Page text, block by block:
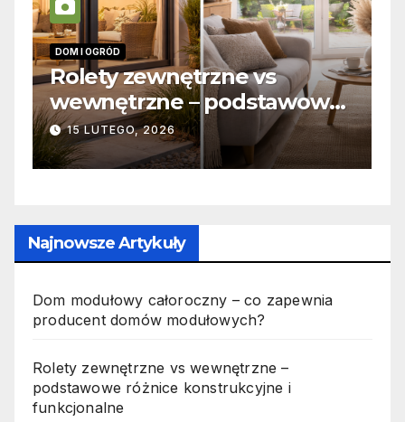
DOM I OGRÓD
Rolety zewnętrzne vs
wewnętrzne – podstawowe
różnice konstrukcyjne i
funkcjonalne
15 LUTEGO, 2026
Najnowsze Artykuły
Dom modułowy całoroczny – co zapewnia
producent domów modułowych?
Rolety zewnętrzne vs wewnętrzne –
podstawowe różnice konstrukcyjne i
funkcjonalne